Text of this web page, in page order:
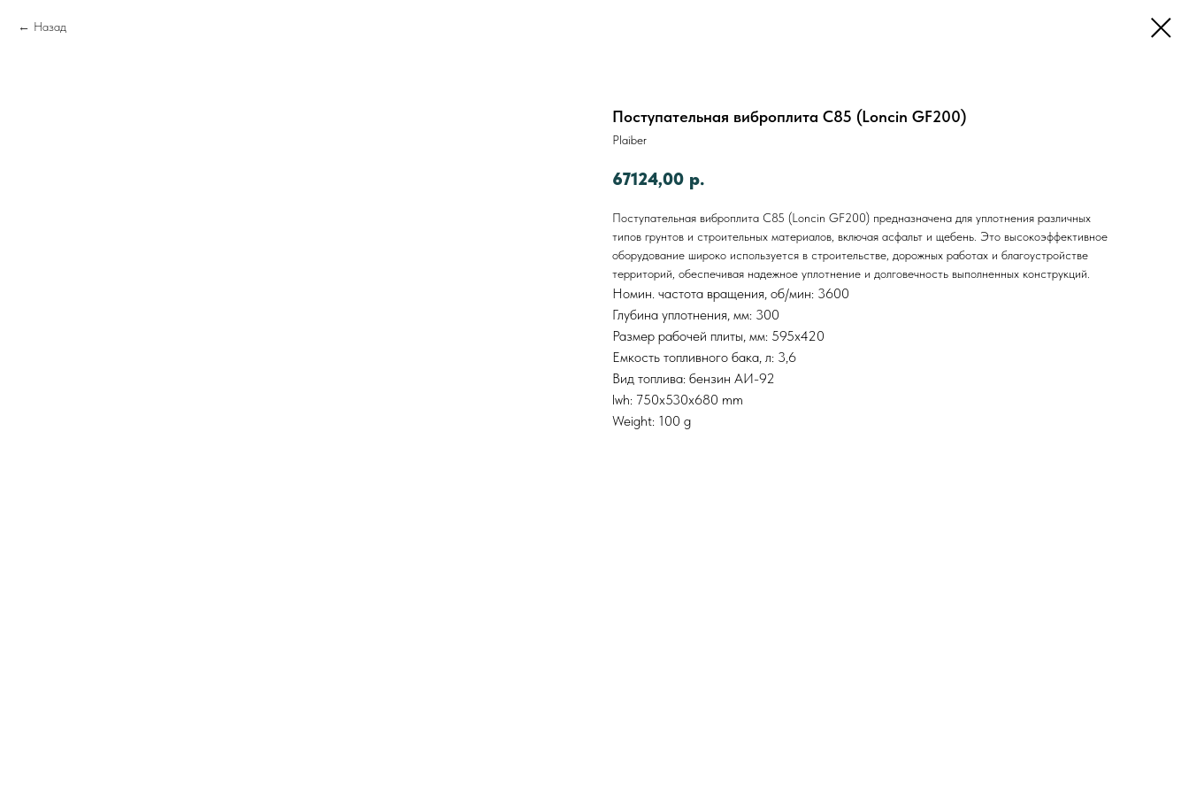
Назад
Поступательная виброплита С85 (Loncin GF200)
Plaiber
67124,00 р.
Поступательная виброплита С85 (Loncin GF200) предназначена для уплотнения различных
типов грунтов и строительных материалов, включая асфальт и щебень. Это высокоэффективное
оборудование широко используется в строительстве, дорожных работах и благоустройстве
территорий, обеспечивая надежное уплотнение и долговечность выполненных конструкций.
Номин. частота вращения, об/мин: 3600
Глубина уплотнения, мм: 300
Размер рабочей плиты, мм: 595х420
Емкость топливного бака, л: 3,6
Вид топлива: бензин АИ-92
lwh: 750x530x680 mm
Weight: 100 g